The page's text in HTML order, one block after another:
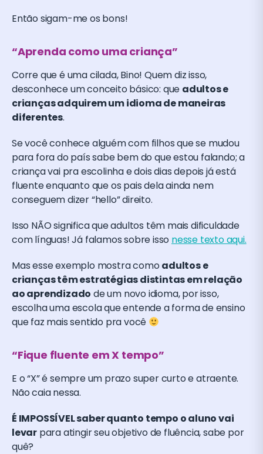
Então sigam-me os bons!
“Aprenda como uma criança”
Corre que é uma cilada, Bino! Quem diz isso,
desconhece um conceito básico: que adultos e
crianças adquirem um idioma de maneiras
diferentes.
Se você conhece alguém com filhos que se mudou
para fora do país sabe bem do que estou falando; a
criança vai pra escolinha e dois dias depois já está
fluente enquanto que os pais dela ainda nem
conseguem dizer “hello” direito.
Isso NÃO significa que adultos têm mais dificuldade
com línguas! Já falamos sobre isso nesse texto aqui.
Mas esse exemplo mostra como adultos e
crianças têm estratégias distintas em relação
ao aprendizado de um novo idioma, por isso,
escolha uma escola que entende a forma de ensino
que faz mais sentido pra você
“Fique fluente em X tempo”
E o “X” é sempre um prazo super curto e atraente.
Não caia nessa.
É IMPOSSÍVEL saber quanto tempo o aluno vai
levar para atingir seu objetivo de fluência, sabe por
quê?